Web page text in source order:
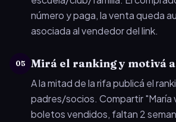
número y paga, la venta queda
asociada al vendedor del link.
05 Mirá el ranking y motivá
A la mitad de la rifa publicá el
padres/socios. Compartir "María
boletos vendidos, faltan 2